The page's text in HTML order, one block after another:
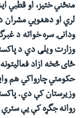
منځني ختيز، او قطبي
لري او دهغوېي مشران
ودانۍ سره خواته د
وزارت ويلی دي د
ځای څخه ازاد
حکومتي چارواکي هم
وزيرستان کې دي.
روانه جگړه کې یې سترې